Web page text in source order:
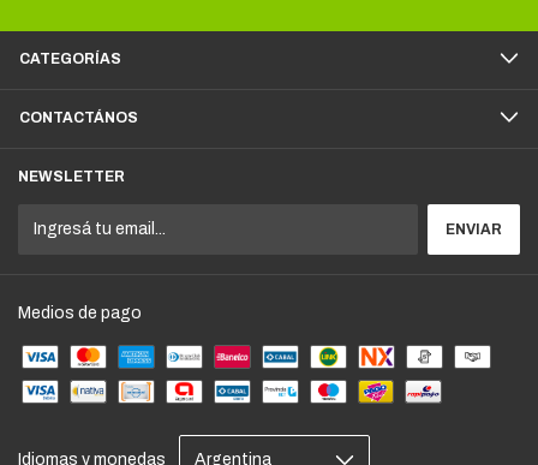
CATEGORÍAS
CONTACTÁNOS
NEWSLETTER
Medios de pago
Idiomas y monedas